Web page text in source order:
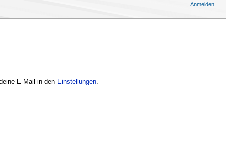
E-Mail in den Einstellungen.
Anmelden